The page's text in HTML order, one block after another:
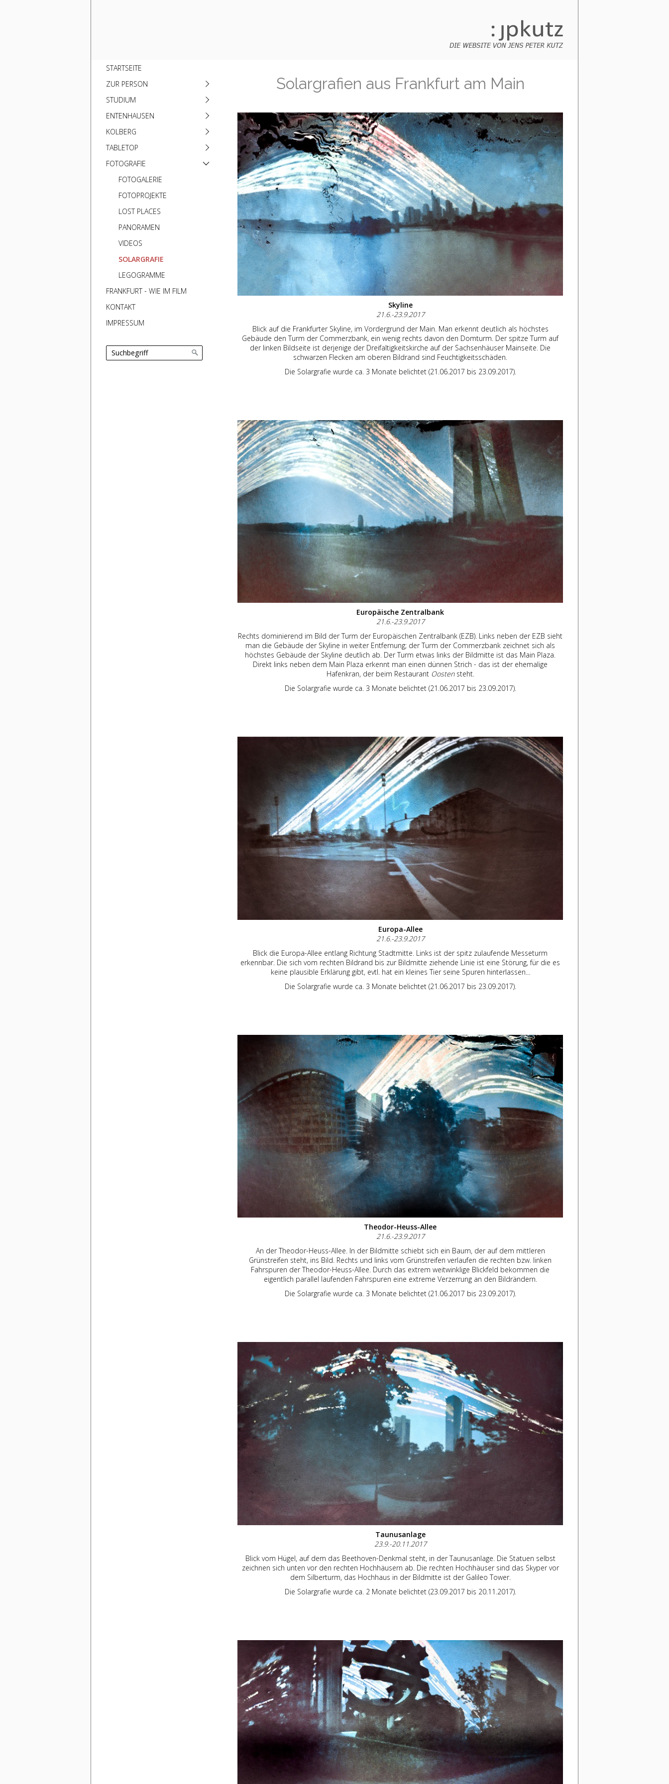
STARTSEITE
ZUR PERSON
STUDIUM
ENTENHAUSEN
KOLBERG
TABLETOP
FOTOGRAFIE
FOTOGALERIE
FOTOPROJEKTE
LOST PLACES
PANORAMEN
VIDEOS
SOLARGRAFIE
LEGOGRAMME
FRANKFURT - WIE IM FILM
KONTAKT
IMPRESSUM
Solargrafien aus Frankfurt am Main
Skyline
21.6.-23.9.2017
Blick auf die Frankfurter Skyline, im Vordergrund der Main. Man erkennt deutlich als höchstes
Gebäude den Turm der Commerzbank, ein wenig rechts davon den Domturm. Der spitze Turm auf
der linken Bildseite ist derjenige der Dreifaltigkeitskirche auf der Sachsenhäuser Mainseite. Die
schwarzen Flecken am oberen Bildrand sind Feuchtigkeitsschäden.
Die Solargrafie wurde ca. 3 Monate belichtet (21.06.2017 bis 23.09.2017).
Europäische Zentralbank
21.6.-23.9.2017
Rechts dominierend im Bild der Turm der Europäischen Zentralbank (EZB). Links neben der EZB sieht
man die Gebäude der Skyline in weiter Entfernung; der Turm der Commerzbank zeichnet sich als
höchstes Gebäude der Skyline deutlich ab. Der Turm etwas links der Bildmitte ist das Main Plaza.
Direkt links neben dem Main Plaza erkennt man einen dünnen Strich - das ist der ehemalige
Hafenkran, der beim Restaurant Oostensteht.
Die Solargrafie wurde ca. 3 Monate belichtet (21.06.2017 bis 23.09.2017).
Europa-Allee
21.6.-23.9.2017
Blick die Europa-Allee entlang Richtung Stadtmitte. Links ist der spitz zulaufende Messeturm
erkennbar. Die sich vom rechten Bildrand bis zur Bildmitte ziehende Linie ist eine Störung, für die es
keine plausible Erklärung gibt, evtl. hat ein kleines Tier seine Spuren hinterlassen...
Die Solargrafie wurde ca. 3 Monate belichtet (21.06.2017 bis 23.09.2017).
Theodor-Heuss-Allee
21.6.-23.9.2017
An der Theodor-Heuss-Allee. In der Bildmitte schiebt sich ein Baum, der auf dem mittleren
Grünstreifen steht, ins Bild. Rechts und links vom Grünstreifen verlaufen die rechten bzw. linken
Fahrspuren der Theodor-Heuss-Allee. Durch das extrem weitwinklige Blickfeld bekommen die
eigentlich parallel laufenden Fahrspuren eine extreme Verzerrung an den Bildrändern.
Die Solargrafie wurde ca. 3 Monate belichtet (21.06.2017 bis 23.09.2017).
Taunusanlage
23.9.-20.11.2017
Blick vom Hügel, auf dem das Beethoven-Denkmal steht, in der Taunusanlage. Die Statuen selbst
zeichnen sich unten vor den rechten Hochhäusern ab. Die rechten Hochhäuser sind das Skyper vor
dem Silberturm, das Hochhaus in der Bildmitte ist der Galileo Tower.
Die Solargrafie wurde ca. 2 Monate belichtet (23.09.2017 bis 20.11.2017).